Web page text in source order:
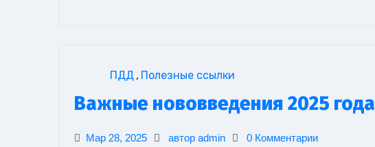
ПДД , Полезные ссылки
Важные нововведения 2025 года
Мар 28, 2025 автор admin 0 Комментарии